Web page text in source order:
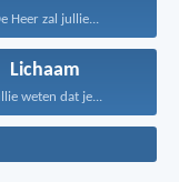
Heer zal jullie...
Lichaam
weten dat je...